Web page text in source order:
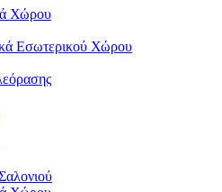
Χώρου
Εσωτερικού Χώρου